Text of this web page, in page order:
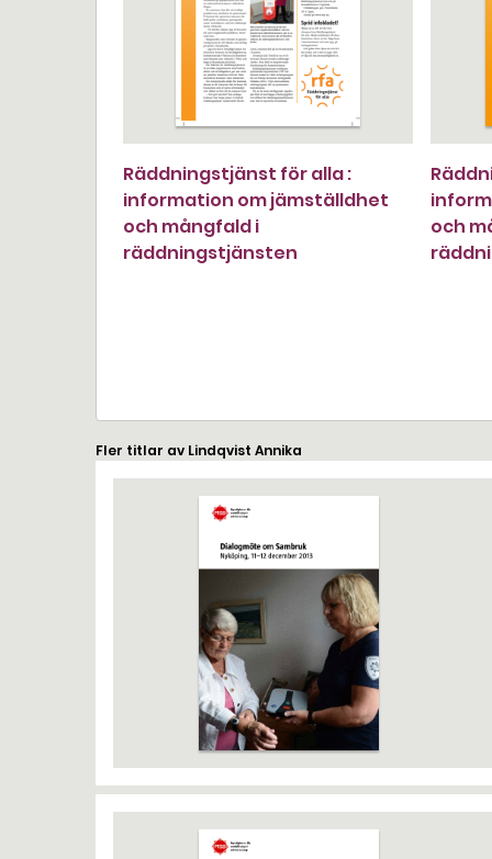
Räddningstjänst för alla :
information om jämställdhet
och mångfald i
räddningstjänsten
och
Fler titlar av Lindqvist Annika